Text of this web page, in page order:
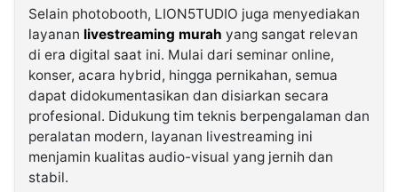
Selain photobooth, LION5TUDIO juga menyediakan
layanan livestreaming murah yang sangat relevan
di era digital saat ini. Mulai dari seminar online,
konser, acara hybrid, hingga pernikahan, semua
dapat didokumentasikan dan disiarkan secara
profesional. Didukung tim teknis berpengalaman dan
peralatan modern, layanan livestreaming ini
menjamin kualitas audio-visual yang jernih dan
stabil.